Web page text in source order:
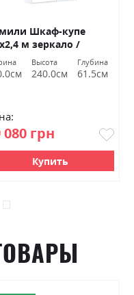
Шкаф-купе
м зеркало /
глянец Миромарк
Высота
240.0см
Глубина
61.5см
080 грн
Купить